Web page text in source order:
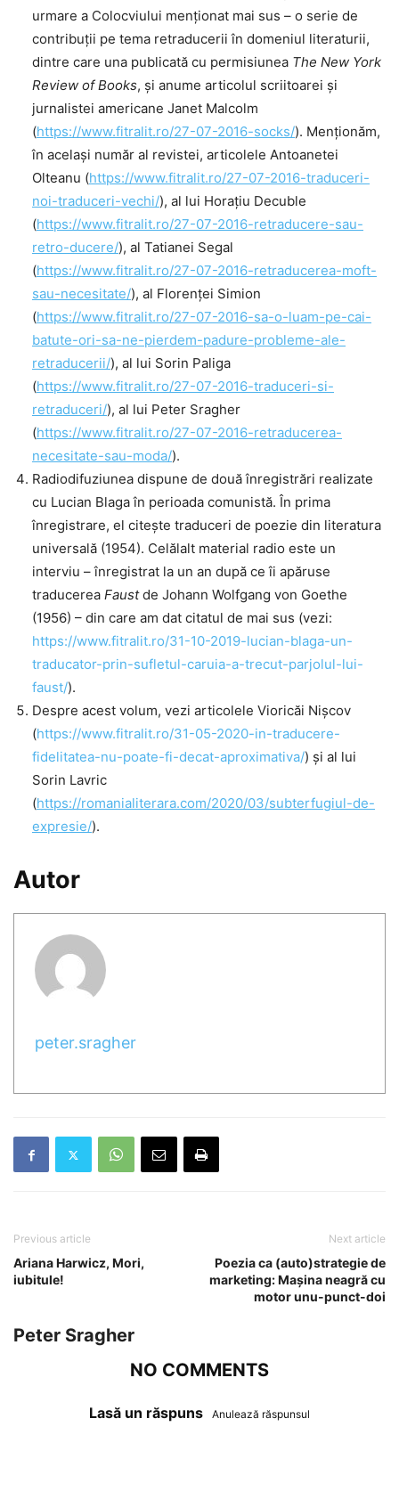
urmare a Colocviului menționat mai sus – o serie de
contribuții pe tema retraducerii în domeniul literaturii,
dintre care una publicată cu permisiunea The New York
Review of Books, și anume articolul scriitoarei și
jurnalistei americane Janet Malcolm
(https://www.fitralit.ro/27-07-2016-socks/). Menționăm,
în același număr al revistei, articolele Antoanetei
Olteanu (https://www.fitralit.ro/27-07-2016-traduceri-
noi-traduceri-vechi/), al lui Horațiu Decuble
(https://www.fitralit.ro/27-07-2016-retraducere-sau-
retro-ducere/), al Tatianei Segal
(https://www.fitralit.ro/27-07-2016-retraducerea-moft-
sau-necesitate/), al Florenței Simion
(https://www.fitralit.ro/27-07-2016-sa-o-luam-pe-cai-
batute-ori-sa-ne-pierdem-padure-probleme-ale-
retraducerii/), al lui Sorin Paliga
(https://www.fitralit.ro/27-07-2016-traduceri-si-
retraduceri/), al lui Peter Sragher
(https://www.fitralit.ro/27-07-2016-retraducerea-
necesitate-sau-moda/).
Radiodifuziunea dispune de două înregistrări realizate
cu Lucian Blaga în perioada comunistă. În prima
înregistrare, el citește traduceri de poezie din literatura
universală (1954). Celălalt material radio este un
interviu – înregistrat la un an după ce îi apăruse
traducerea Faustde Johann Wolfgang von Goethe
(1956) – din care am dat citatul de mai sus (vezi:
https://www.fitralit.ro/31-10-2019-lucian-blaga-un-
traducator-prin-sufletul-caruia-a-trecut-parjolul-lui-
faust/).
Despre acest volum, vezi articolele Vioricăi Nișcov
(https://www.fitralit.ro/31-05-2020-in-traducere-
fidelitatea-nu-poate-fi-decat-aproximativa/) și al lui
Sorin Lavric
(https://romanialiterara.com/2020/03/subterfugiul-de-
expresie/).
Autor
peter.sragher
Previous article
Ariana Harwicz, Mori,
iubitule!
Next article
Poezia ca (auto)strategie de
marketing: Mașina neagră cu
motor unu-punct-doi
Peter Sragher
NO COMMENTS
Lasă un răspuns Anulează răspunsul